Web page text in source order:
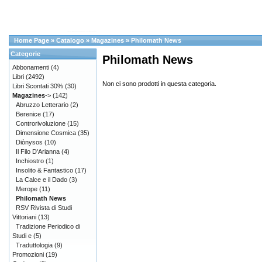
Home Page » Catalogo » Magazines » Philomath News
Philomath News
Non ci sono prodotti in questa categoria.
Categorie
Abbonamenti (4)
Libri (2492)
Libri Scontati 30% (30)
Magazines-> (142)
Abruzzo Letterario (2)
Berenice (17)
Controrivoluzione (15)
Dimensione Cosmica (35)
Diònysos (10)
Il Filo D'Arianna (4)
Inchiostro (1)
Insolito & Fantastico (17)
La Calce e il Dado (3)
Merope (11)
Philomath News
RSV Rivista di Studi
Vittoriani (13)
Tradizione Periodico di
Studi e (5)
Traduttologia (9)
Promozioni (19)